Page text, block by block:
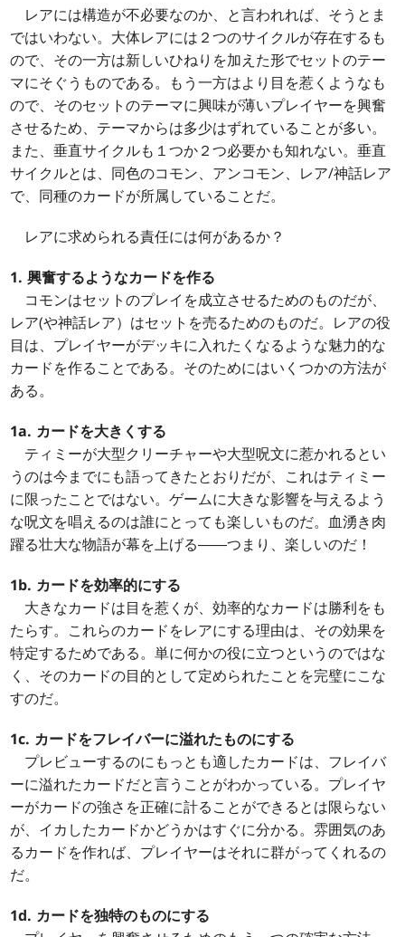
レアには構造が不必要なのか、と言われれば、そうとま
ではいわない。大体レアには２つのサイクルが存在するも
ので、その一方は新しいひねりを加えた形でセットのテー
マにそぐうものである。もう一方はより目を惹くようなも
ので、そのセットのテーマに興味が薄いプレイヤーを興奮
させるため、テーマからは多少はずれていることが多い。
また、垂直サイクルも１つか２つ必要かも知れない。垂直
サイクルとは、同色のコモン、アンコモン、レア/神話レア
で、同種のカードが所属していることだ。
レアに求められる責任には何があるか？
1. 興奮するようなカードを作る
コモンはセットのプレイを成立させるためのものだが、
レア(や神話レア）はセットを売るためのものだ。レアの役
目は、プレイヤーがデッキに入れたくなるような魅力的な
カードを作ることである。そのためにはいくつかの方法が
ある。
1a. カードを大きくする
ティミーが大型クリーチャーや大型呪文に惹かれるとい
うのは今までにも語ってきたとおりだが、これはティミー
に限ったことではない。ゲームに大きな影響を与えるよう
な呪文を唱えるのは誰にとっても楽しいものだ。血湧き肉
躍る壮大な物語が幕を上げる――つまり、楽しいのだ！
1b. カードを効率的にする
大きなカードは目を惹くが、効率的なカードは勝利をも
たらす。これらのカードをレアにする理由は、その効果を
特定するためである。単に何かの役に立つというのではな
く、そのカードの目的として定められたことを完璧にこな
すのだ。
1c. カードをフレイバーに溢れたものにする
プレビューするのにもっとも適したカードは、フレイバ
ーに溢れたカードだと言うことがわかっている。プレイヤ
ーがカードの強さを正確に計ることができるとは限らない
が、イカしたカードかどうかはすぐに分かる。雰囲気のあ
るカードを作れば、プレイヤーはそれに群がってくれるの
だ。
1d. カードを独特のものにする